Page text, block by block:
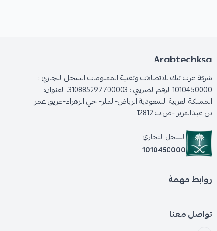
Arabtechksa
شركة عرب تيك للاتصالات وتقنية المعلومات السجل التجاري :
1010450000 الرقم الضريبي : 310885297700003. العنوان:
المملكة العربية السعودية الرياض-الملز- حي الزهراء-طريق عمر
بن عبدالعزيز -ص.ب 12812
السجل التجاري
1010450000
روابط مهمة
تواصل معنا